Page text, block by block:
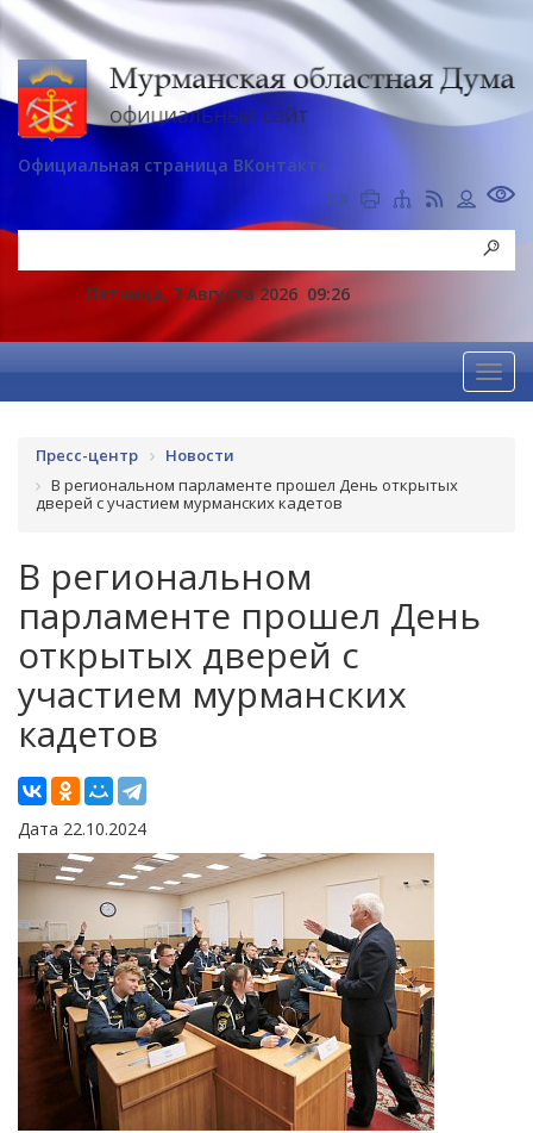
Официальная страница ВКонтакте
Пятница, 7 Августа 2026 09:26
Пресс-центр
Новости
В региональном парламенте прошел День открытых
дверей с участием мурманских кадетов
В региональном
парламенте прошел День
открытых дверей с
участием мурманских
кадетов
Дата 22.10.2024